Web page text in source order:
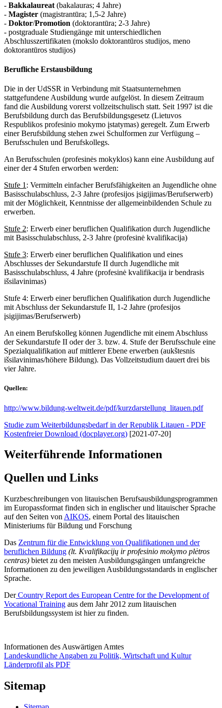
- Bakkalaureat (bakalauras; 4 Jahre)
- Magister (magistrantūra; 1,5-2 Jahre)
- Doktor/Promotion (doktorantūra; 2-3 Jahre)
- postgraduale Studiengänge mit unterschiedlichen
Abschlusszertifikaten (mokslo doktorantūros studijos, meno
doktorantūros studijos)
Berufliche Erstausbildung
Die in der UdSSR in Verbindung mit Staatsunternehmen
stattgefundene Ausbildung wurde aufgelöst. In diesem Zeitraum
fand die Ausbildung vorerst vollzeitschulisch statt. Seit 1997 ist die
Berufsbildung durch das Berufsbildungsgesetz (Lietuvos
Respublikos profesinio mokymo įstatymas) geregelt. Zum Erwerb
einer Berufsbildung stehen zwei Schulformen zur Verfügung –
Berufsschulen und Berufskollegs.
An Berufsschulen (profesinės mokyklos) kann eine Ausbildung auf
einer der 4 Stufen erworben werden:
Stufe 1 : Vermitteln einfacher Berufsfähigkeiten an Jugendliche ohne
Basisschulabschluss, 2-3 Jahre (profesijos įsigijimas/Berufserwerb)
mit der Möglichkeit, Kenntnisse der allgemeinbildenden Schule zu
erwerben.
Stufe 2: Erwerb einer beruflichen Qualifikation durch Jugendliche
mit Basisschulabschluss, 2-3 Jahre (profesinė kvalifikacija)
Stufe 3: Erwerb einer beruflichen Qualifikation und eines
Abschlusses der Sekundarstufe II durch Jugendliche mit
Basisschulabschluss, 4 Jahre (profesinė kvalifikacija ir bendrasis
išsilavinimas)
Stufe 4: Erwerb einer beruflichen Qualifikation durch Jugendliche
mit Abschluss der Sekundarstufe II, 1-2 Jahre (profesijos
įsigijimas/Berufserwerb)
An einem Berufskolleg können Jugendliche mit einem Abschluss
der Sekundarstufe II oder der 3. bzw. 4. Stufe der Berufsschule eine
Spezialqualifikation auf mittlerer Ebene erwerben (aukštesnis
išsilavinimas/höhere Bildung). Das Vollzeitstudium dauert drei bis
vier Jahre.
Quellen:
http://www.bildung-weltweit.de/pdf/kurzdarstellung_litauen.pdf
Studie zum Weiterbildungsbedarf in der Republik Litauen - PDF
Kostenfreier Download (docplayer.org) [2021-07-20]
Weiterführende Informationen
Quellen und Links
Kurzbeschreibungen von litauischen Berufsausbildungsprogrammen
im Europassformat finden sich in englischer und litauischer Sprache
auf den Seiten von AIKOS, einem Portal des litauischen
Ministeriums für Bildung und Forschung
Das Zentrum für die Entwicklung von Qualifikationen und der
beruflichen Bildung (lt. Kvalifikacijų ir profesinio mokymo plėtros
centras) bietet zu den meisten Ausbildungsgängen umfangreiche
Informationen zu den jeweiligen Ausbildungsstandards in englischer
Sprache.
DerCountry Report des European Centre for the Development of
Vocational Training aus dem Jahr 2012 zum litauischen
Berufsbildungssystem ist hier zu finden.
Informationen des Auswärtigen Amtes
Landeskundliche Angaben zu Politik, Wirtschaft und Kultur
Länderprofil als PDF
Sitemap